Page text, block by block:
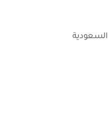
السعودية